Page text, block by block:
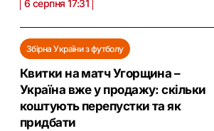
6 серпня 17:31
Збірна України з футболу
Квитки на матч Угорщина –
Україна вже у продажу: скільки
коштують перепустки та як
придбати